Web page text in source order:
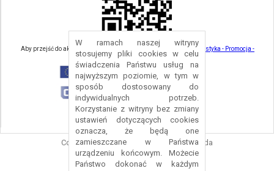
W ramach naszej witryny
stosujemy pliki cookies w celu
świadczenia Państwu usług na
najwyższym poziomie, w tym w
sposób dostosowany do
indywidualnych potrzeb.
Korzystanie z witryny bez zmiany
ustawień dotyczących cookies
oznacza, że będą one
zamieszczane w Państwa
urządzeniu końcowym. Możecie
Państwo dokonać w każdym
Aby przejść do aktualności związanych z turystyką - kliknij tu:
Turystyka - Promocja -
Strefa Turysty - Gmina Nowa Ruda
Copyright © 2016 Urząd Gminy Nowa Ruda
Projekt i wykonanie:Logonet Sp. z o.o.